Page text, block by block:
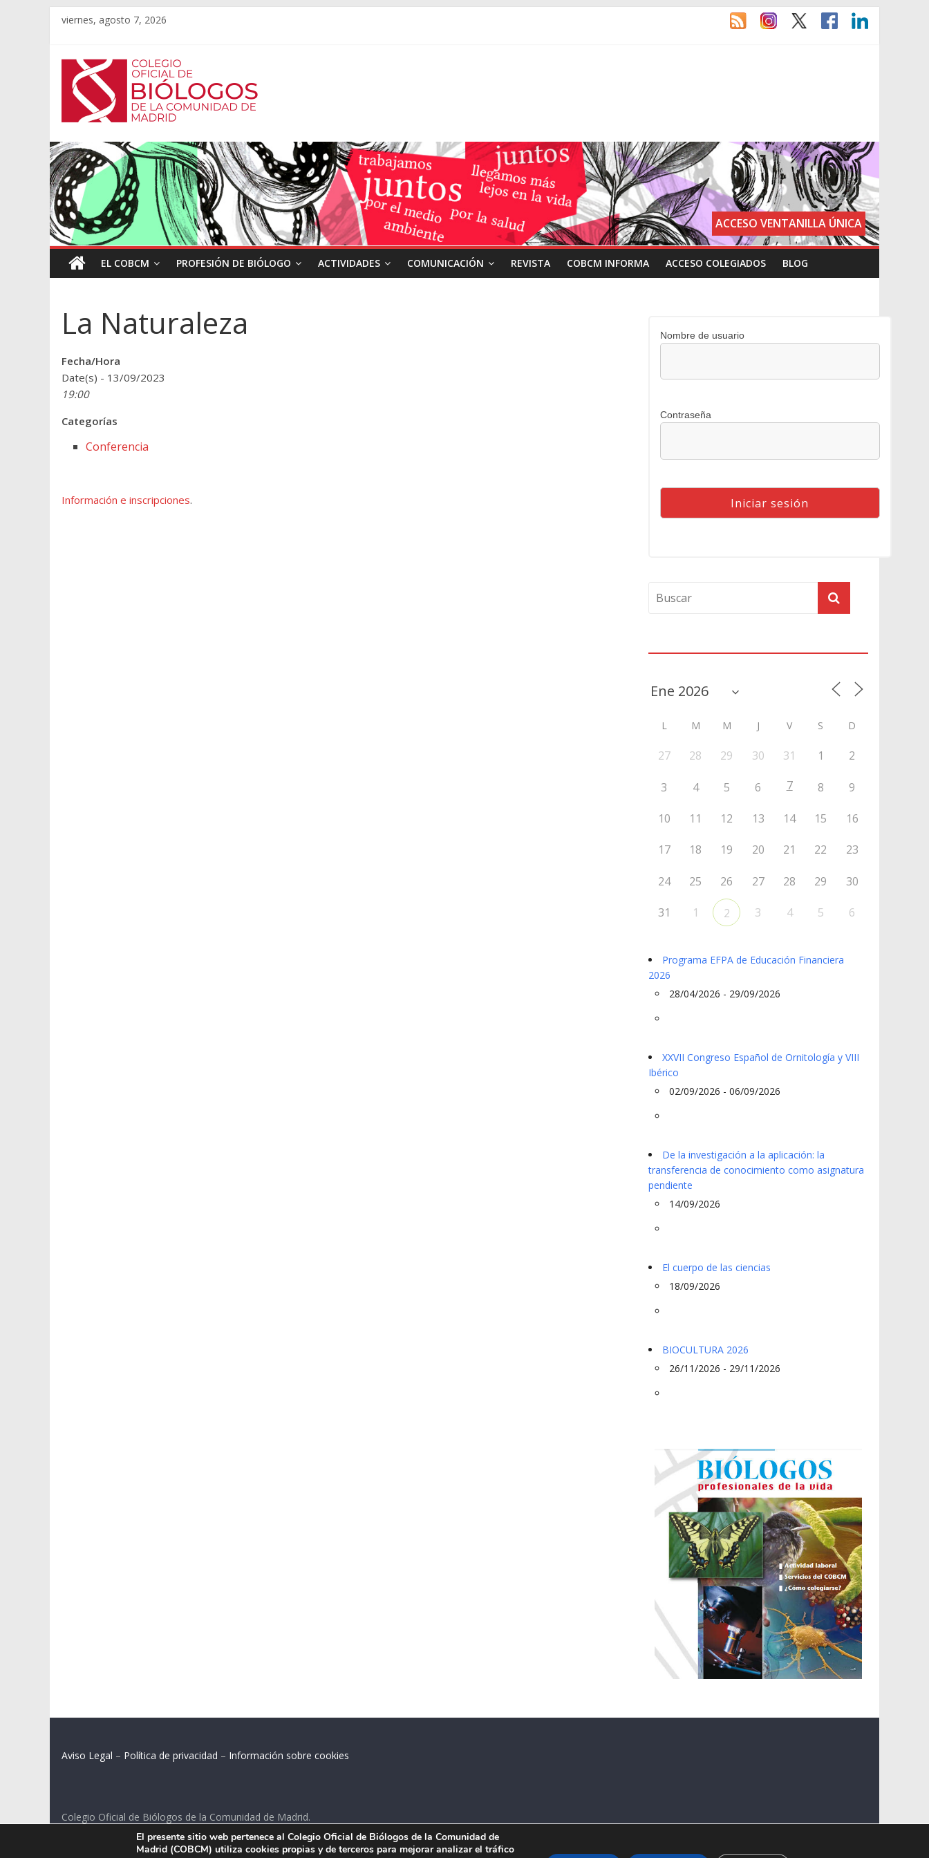
viernes, agosto 7, 2026
ACCESO VENTANILLA ÚNICA
EL COBCM PROFESIÓN DE BIÓLOGO ACTIVIDADES COMUNICACIÓN REVISTA COBCM INFORMA ACCESO COLEGIADOS BLOG
La Naturaleza
Fecha/Hora
Date(s) - 13/09/2023
19:00
Categorías
Conferencia
Información e inscripciones.
Nombre de usuario
Contraseña
L M M J V S D
27 28 29 30 31 1 2
3 4 5 6 7 8 9
10 11 12 13 14 15 16
17 18 19 20 21 22 23
24 25 26 27 28 29 30
31 1 2 3 4 5 6
Programa EFPA de Educación Financiera
2026
28/04/2026 - 29/09/2026
XXVII Congreso Español de Ornitología y VIII
Ibérico
02/09/2026 - 06/09/2026
De la investigación a la aplicación: la
transferencia de conocimiento como asignatura
pendiente
14/09/2026
El cuerpo de las ciencias
18/09/2026
BIOCULTURA 2026
26/11/2026 - 29/11/2026
Aviso Legal – Política de privacidad – Información sobre cookies
Colegio Oficial de Biólogos de la Comunidad de Madrid.
C/ Santa Engracia 108, 2º int.izq. 28003 Madrid.
El presente sitio web pertenece al Colegio Oficial de Biólogos de la Comunidad de
Madrid (COBCM) utiliza cookies propias y de terceros para mejorar analizar el tráfico